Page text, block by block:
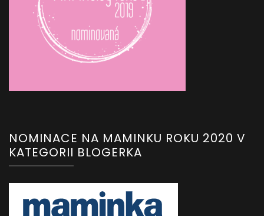
NOMINACE NA MAMINKU ROKU 2020 V
KATEGORII BLOGERKA